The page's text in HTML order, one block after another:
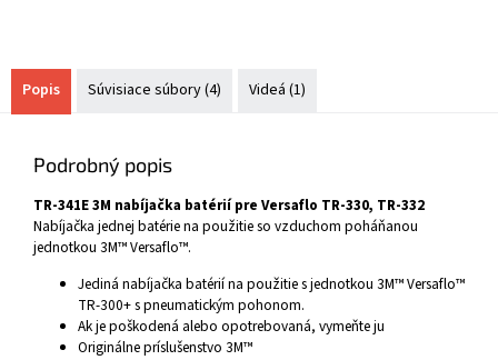
Popis Súvisiace súbory (4) Videá (1)
Podrobný popis
TR-341E 3M nabíjačka batérií pre Versaflo TR-330, TR-332
Nabíjačka jednej batérie na použitie so vzduchom poháňanou
jednotkou 3M™ Versaflo™.
Jediná nabíjačka batérií na použitie s jednotkou 3M™ Versaflo™
TR-300+ s pneumatickým pohonom.
Ak je poškodená alebo opotrebovaná, vymeňte ju
Originálne príslušenstvo 3M™